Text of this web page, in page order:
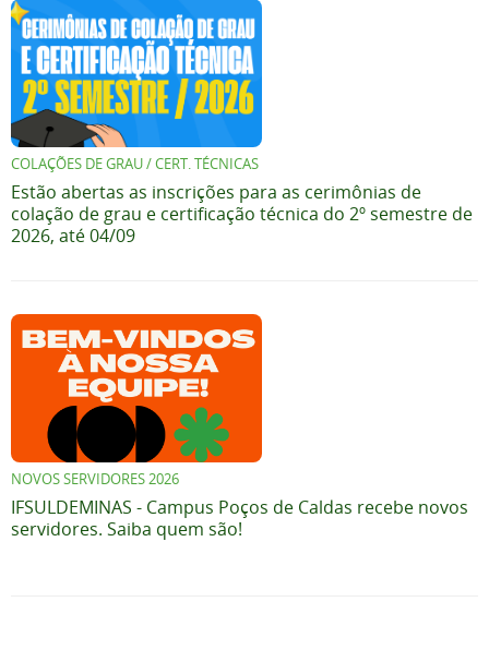
COLAÇÕES DE GRAU / CERT. TÉCNICAS
Estão abertas as inscrições para as cerimônias de
colação de grau e certificação técnica do 2º semestre de
2026, até 04/09
NOVOS SERVIDORES 2026
IFSULDEMINAS - Campus Poços de Caldas recebe novos
servidores. Saiba quem são!